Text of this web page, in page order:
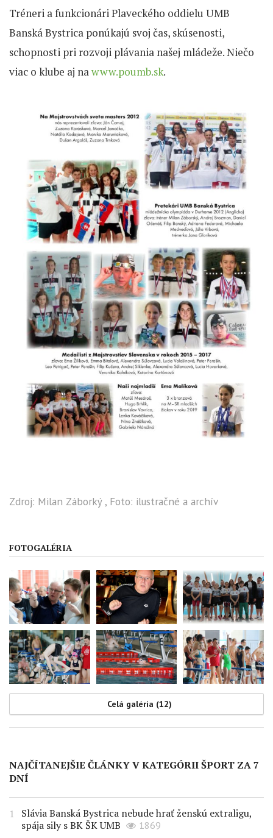
Tréneri a funkcionári Plaveckého oddielu UMB
Banská Bystrica ponúkajú svoj čas, skúsenosti,
schopnosti pri rozvoji plávania našej mládeže. Niečo
viac o klube aj nawww.poumb.sk.
Zdroj: Milan Záborký , Foto: ilustračné a archív
FOTOGALÉRIA
Celá galéria (12)
NAJČÍTANEJŠIE ČLÁNKY V KATEGÓRII ŠPORT ZA 7
DNÍ
Slávia Banská Bystrica nebude hrať ženskú extraligu,
spája sily s BK ŠK UMB
1869